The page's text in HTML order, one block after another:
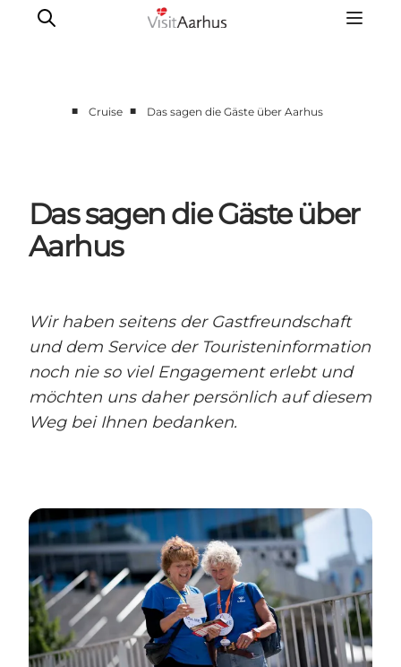
Städte und Regionen
Reiseplanung
Transport
■ Cruise ■ Das sagen die Gäste über Aarhus
Das sagen die Gäste über
Aarhus
Wir haben seitens der Gastfreundschaft
und dem Service der Touristeninformation
noch nie so viel Engagement erlebt und
möchten uns daher persönlich auf diesem
Weg bei Ihnen bedanken.